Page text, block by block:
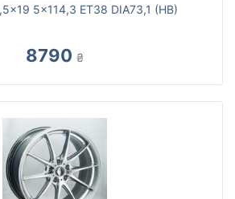
5x114,3 ET38 DIA73,1 (HB)
8790 ₴